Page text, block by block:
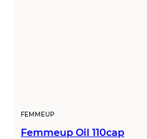
FEMMEUP
Femmeup Oil 110cap